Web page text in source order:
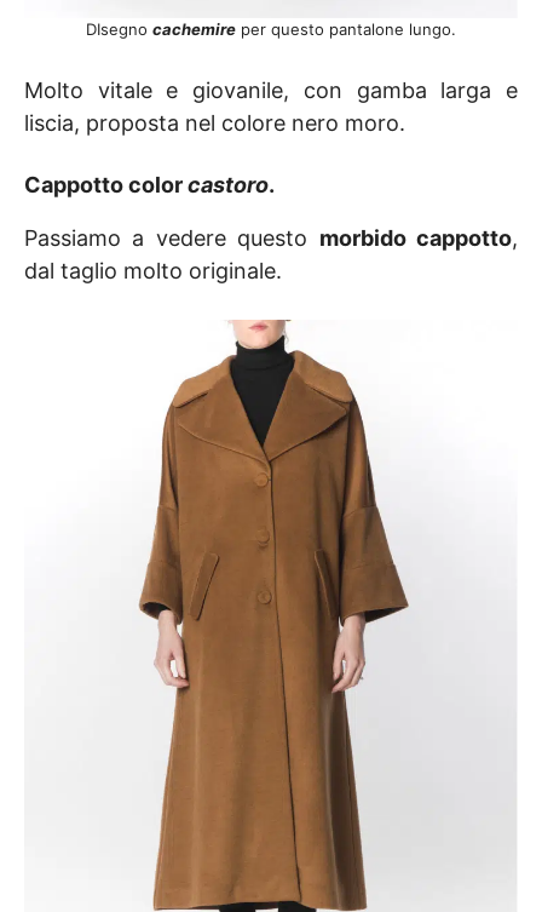
DIsegno cachemire per questo pantalone lungo.
Molto vitale e giovanile, con gamba larga e
liscia, proposta nel colore nero moro.
Cappotto colorcastoro.
Passiamo a vedere questo morbido cappotto,
dal taglio molto originale.